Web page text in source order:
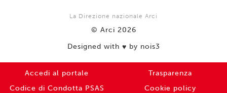
La Direzione nazionale Arci
© Arci 2026
Designed with ♥️ by nois3
Accedi al portale
Trasparenza
Codice di Condotta PSAS
Cookie policy